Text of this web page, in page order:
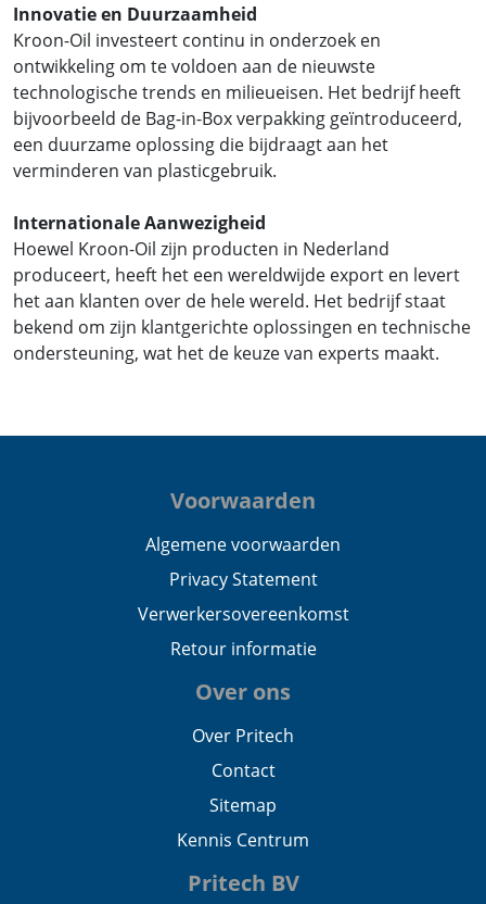
Innovatie en Duurzaamheid
Kroon-Oil investeert continu in onderzoek en
ontwikkeling om te voldoen aan de nieuwste
technologische trends en milieueisen. Het bedrijf heeft
bijvoorbeeld de Bag-in-Box verpakking geïntroduceerd,
een duurzame oplossing die bijdraagt aan het
verminderen van plasticgebruik.
Internationale Aanwezigheid
Hoewel Kroon-Oil zijn producten in Nederland
produceert, heeft het een wereldwijde export en levert
het aan klanten over de hele wereld. Het bedrijf staat
bekend om zijn klantgerichte oplossingen en technische
ondersteuning, wat het de keuze van experts maakt.
Voorwaarden
Algemene voorwaarden
Privacy Statement
Verwerkersovereenkomst
Retour informatie
Over ons
Over Pritech
Contact
Sitemap
Kennis Centrum
Pritech BV